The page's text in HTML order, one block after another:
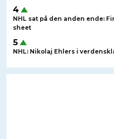
NHL sat på den anden ende:
sheet
NHL: Nikolaj Ehlers i